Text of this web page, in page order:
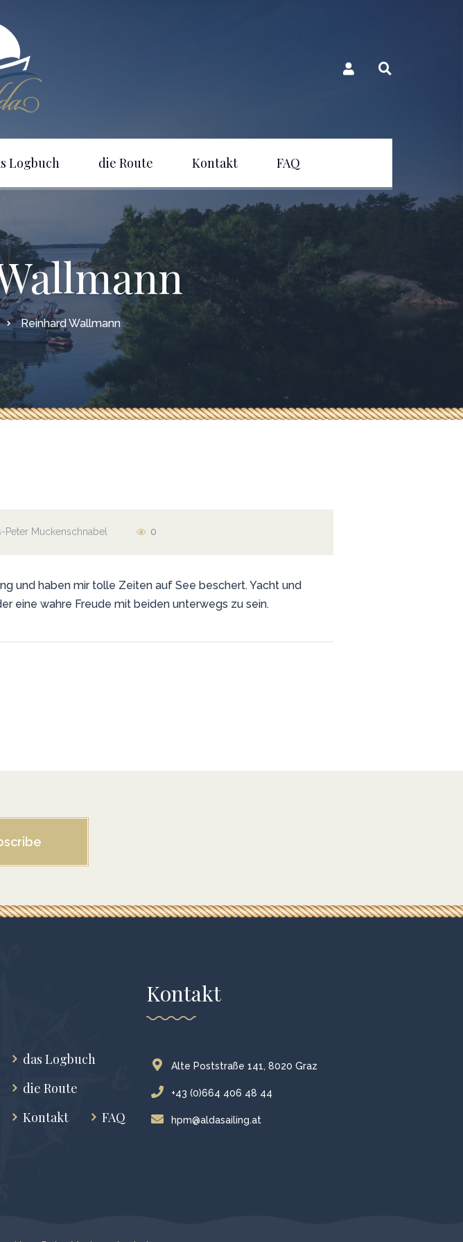
Logbuch die Route Kontakt FAQ
Reinhard Wallmann
Peter Muckenschnabel 0
und haben mir tolle Zeiten auf See beschert. Yacht und
eine wahre Freude mit beiden unterwegs zu sein.
das Logbuch
die Route
Kontakt
FAQ
Kontakt
Alte Poststraße 141, 8020 Graz
+43 (0)664 406 48 44
hpm@aldasailing.at